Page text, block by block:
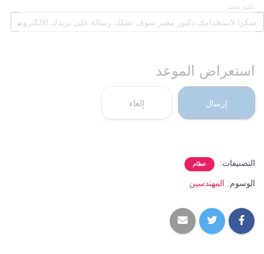
دكنور مصر
استعراض الموعد
إرسال إلغاء
التصنيفات: عظام
الوسوم: المهندسين